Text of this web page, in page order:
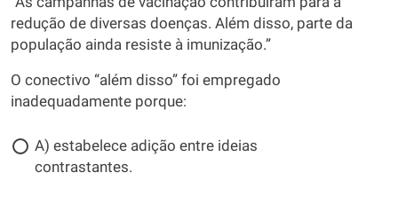
redução de diversas doenças. Além disso, parte da
população ainda resiste à imunização.”
O conectivo “além disso” foi empregado
inadequadamente porque:
A) estabelece adição entre ideias
contrastantes.